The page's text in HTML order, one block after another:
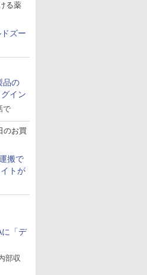
る薬
ズー
品の
イン
で
のお買
搬で
トが
「デ
部収